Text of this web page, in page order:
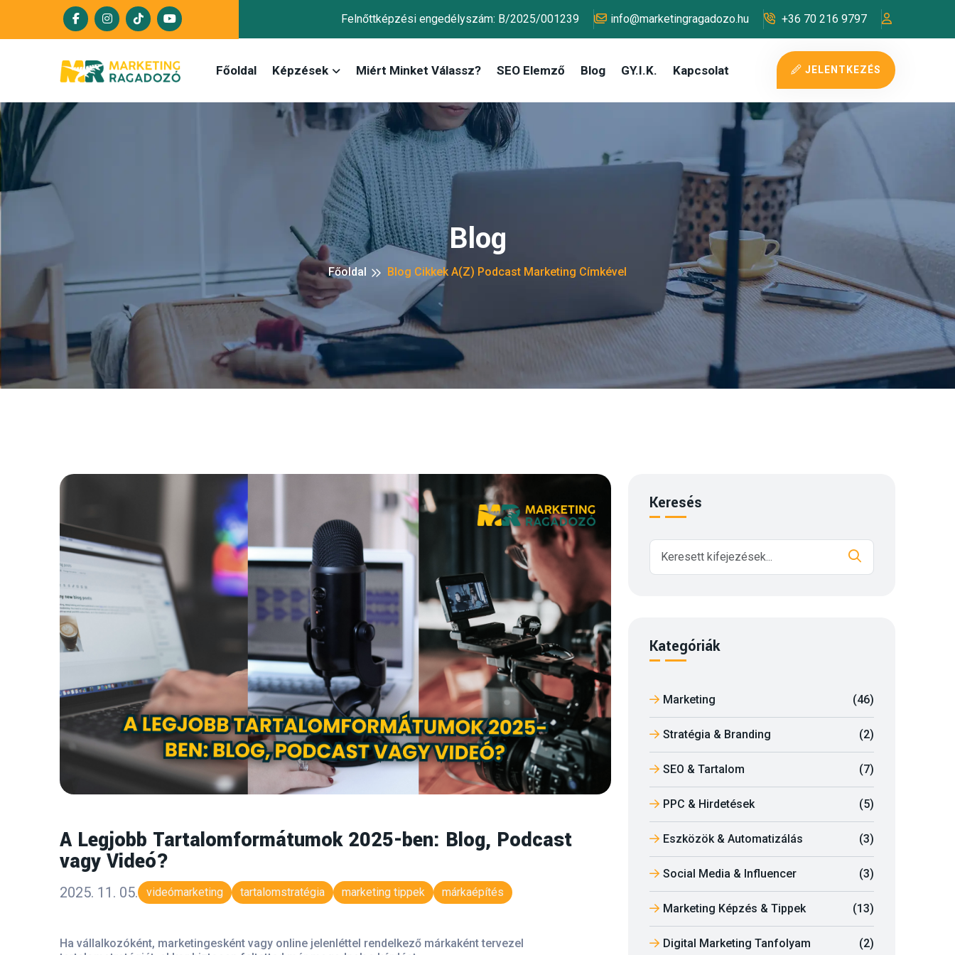
Felnőttképzési engedélyszám: B/2025/001239 info@marketingragadozo.hu +36 70 216 9797
Főoldal Képzések Miért Minket Válassz? SEO Elemző Blog GY.I.K. Kapcsolat JELENTKEZÉS
Blog
Főoldal Blog Cikkek A(z) Podcast Marketing Címkével
A Legjobb Tartalomformátumok 2025-ben: Blog, Podcast
vagy Videó?
2025. 11. 05. videómarketing tartalomstratégia marketing tippek márkaépítés
Ha vállalkozóként, marketingesként vagy online jelenléttel rendelkező márkaként tervezel
Keresés
Kategóriák
Marketing (46)
Stratégia & Branding (2)
SEO & Tartalom (7)
PPC & Hirdetések (5)
Eszközök & Automatizálás (3)
Social Media & Influencer (3)
Marketing Képzés & Tippek (13)
Digital Marketing Tanfolyam (2)